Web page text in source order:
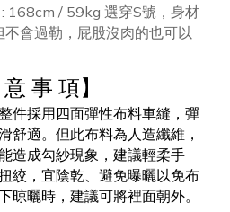
168cm / 59kg 選穿S號，身材
會過勒，屁股沒肉的也可以
事 項】
件採用四面彈性布料車縫，彈
舒適。但此布料為人造纖維，
造成勾紗現象，建議輕柔手
絞，宜陰乾、避免曝曬以免布
晾曬時，建議可將裡面朝外。